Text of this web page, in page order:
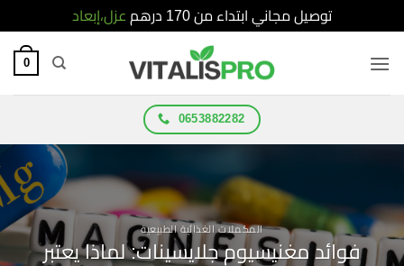
توصيل مجاني ابتداء من 170 درهم
عزل،إبعاد
0
0653882282
المكملات الغذائية الطبيعية
فوائد مغنيسيوم جلايسينات: لماذا يعتبر